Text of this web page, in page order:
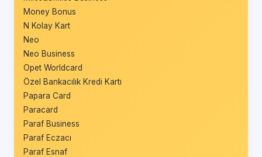
Money Bonus
N Kolay Kart
Neo
Neo Business
Opet Worldcard
Özel Bankacılık Kredi Kartı
Papara Card
Paracard
Paraf Business
Paraf Eczacı
Paraf Esnaf